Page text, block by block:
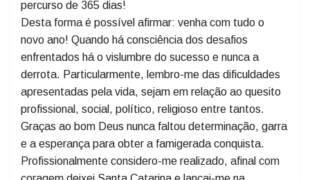
amarga empreitada! Apesar das adversidades que
serão enfrentadas, vale o lembrete: dificuldades
tornam as criaturas fortes e levam ao triunfo final deste
percurso de 365 dias!
Desta forma é possível afirmar: venha com tudo o
novo ano! Quando há consciência dos desafios
enfrentados há o vislumbre do sucesso e nunca a
derrota. Particularmente, lembro-me das dificuldades
apresentadas pela vida, sejam em relação ao quesito
profissional, social, político, religioso entre tantos.